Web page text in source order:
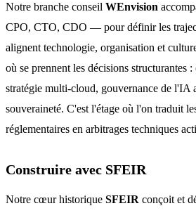
Notre branche conseil WEnvision
CPO, CTO, CDO — pour définir les
alignent technologie, organisation et
où se prennent les décisions structurantes
stratégie multi-cloud, gouvernance de l'IA
souveraineté. C'est l'étage où l'on traduit
réglementaires en arbitrages techniques
Construire avec SFEIR
Notre cœur historique SFEIR conçoit et